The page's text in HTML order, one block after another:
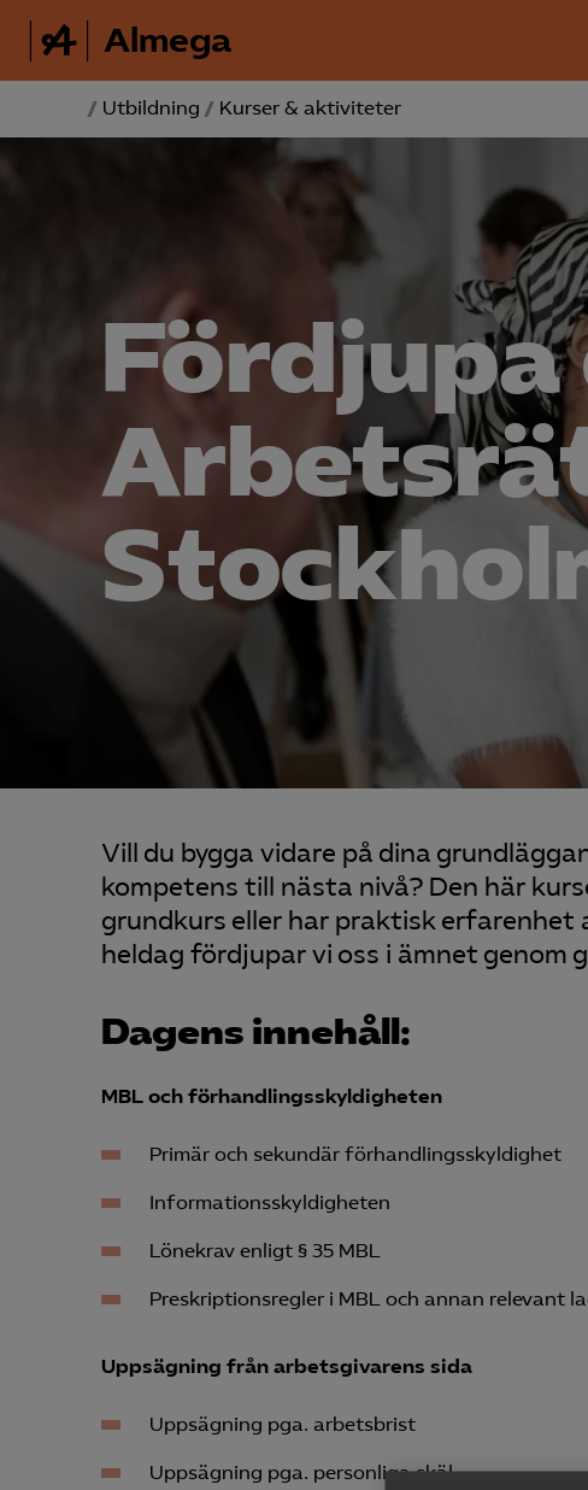
Almega
/ Utbildning / Kurser & aktiviteter
Fördjupa
Vill du bygga vidare på dina
kompetens till nästa nivå? Den här
grundkurs eller har praktisk
heldag fördjupar vi oss i ämnet genom
Dagens innehåll:
MBL och förhandlingsskyldigheten
Primär och sekundär förhandlingsskyldighet
Informationsskyldigheten
Lönekrav enligt § 35 MBL
Preskriptionsregler i MBL och annan relevant
Uppsägning från arbetsgivarens sida
Uppsägning pga. arbetsbrist
Uppsägning pga. personliga skäl